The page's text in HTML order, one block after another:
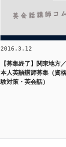
2016.3.12
【募集終了】関東地方
本人英語講師募集（資
験対策・英会話）